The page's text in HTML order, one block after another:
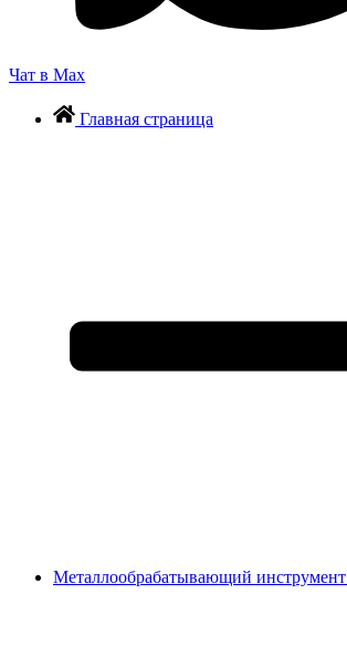
Чат в Max
Главная страница
Металлообрабатывающий инструмент